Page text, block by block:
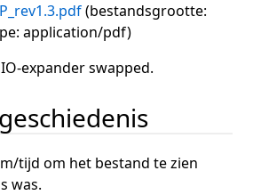
(bestandsgrootte:
application/pdf)
expander swapped.
tijd om het bestand te zien
was.